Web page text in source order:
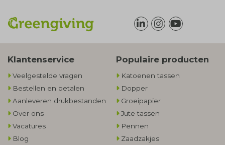
Klantenservice
Veelgestelde vragen
Bestellen en betalen
Aanleveren drukbestanden
Over ons
Vacatures
Blog
Populaire producten
Katoenen tassen
Dopper
Groeipapier
Jute tassen
Pennen
Zaadzakjes